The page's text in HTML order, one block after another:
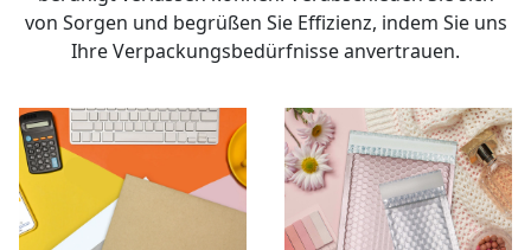
von Sorgen und begrüßen Sie Effizienz, indem Sie uns
Ihre Verpackungsbedürfnisse anvertrauen.